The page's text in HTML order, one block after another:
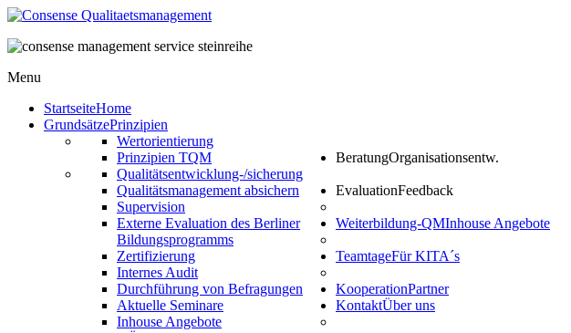
Menu
StartseiteHome
GrundsätzePrinzipien
Wertorientierung
Prinzipien TQM
BeratungOrganisationsentw.
Qualitätsentwicklung-/sicherung
Qualitätsmanagement absichern
Supervision
EvaluationFeedback
Externe Evaluation des Berliner
Bildungsprogramms
Zertifizierung
Internes Audit
Durchführung von Befragungen
Weiterbildung-QMInhouse Angebote
Aktuelle Seminare
Inhouse Angebote
TeamtageFür KITA´s
KooperationPartner
KontaktÜber uns